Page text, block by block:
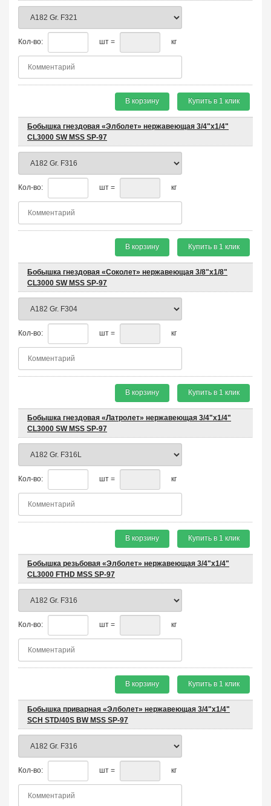
Кол-во: шт = кг
В корзину Купить в 1 клик
Бобышка гнездовая «Элболет» нержавеющая 3/4"х1/4"
CL3000 SW MSS SP-97
Кол-во: шт = кг
В корзину Купить в 1 клик
Бобышка гнездовая «Соколет» нержавеющая 3/8"х1/8"
CL3000 SW MSS SP-97
Кол-во: шт = кг
В корзину Купить в 1 клик
Бобышка гнездовая «Латролет» нержавеющая 3/4"х1/4"
CL3000 SW MSS SP-97
Кол-во: шт = кг
В корзину Купить в 1 клик
Бобышка резьбовая «Элболет» нержавеющая 3/4"х1/4"
CL3000 FTHD MSS SP-97
Кол-во: шт = кг
В корзину Купить в 1 клик
Бобышка приварная «Элболет» нержавеющая 3/4"х1/4"
SCH STD/40S BW MSS SP-97
Кол-во: шт = кг